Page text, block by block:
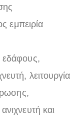
εμπειρία
εδάφους,
λειτουργία
και